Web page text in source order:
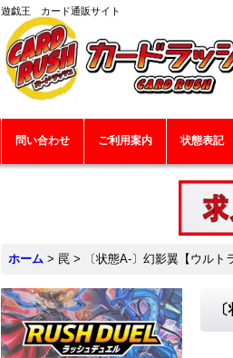
遊戯王 カード通販サイト
問い合わせ ご利用案内 状態表記
ホーム > 罠 > 〔状態A-〕幻影翼【ウルト